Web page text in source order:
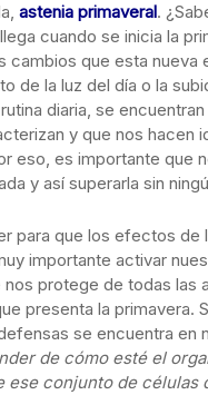
astenia primaveral.
cuando se inicia la
cambios que esta
de la luz del día o la
diaria, se
y que nos
eso, es importante
y así superarla sin
para que los efectos de
importante activar
protege de todas las
presenta la primavera.
se encuentra en
de cómo esté el
ese conjunto de